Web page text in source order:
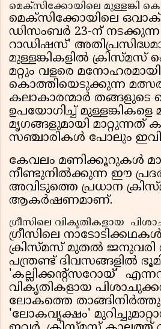
മെക്സിക്കോയിലെ മുള്ളങ്കി
മെക്സിക്കോയിലെ
ഡിസംബർ 23-ന്
റാഡിഷസ്'
മുള്ളങ്കികളിൽ
മറ്റും വളരെ മനോഹരമായി
കൊത്തിയെടുക്കുന്ന
കലാകാരന്മാർ തങ്ങളുടെ
ഉപയോഗിച്ച്
മൃഗങ്ങളുമായി മാറ്റുന്നത്
സഞ്ചാരികൾ പോലും
കേവലം മണിക്കൂറുകൾ
നീണ്ടുനിൽക്കുന്ന ഈ
അവിടുത്തെ പ്രധാന
ആകർഷണമാണ്.
ഗ്രീസിലെ വികൃതികളായ
ഗ്രീസിലെ
ക്രിസ്മസ് മുതൽ
പന്ത്രണ്ട് ദിവസങ്ങളിൽ
'കല്ലിക്കന്റ്‌സറോയ്'
വികൃതികളായ
ലോകത്തെ
'ലോകവൃക്ഷം'